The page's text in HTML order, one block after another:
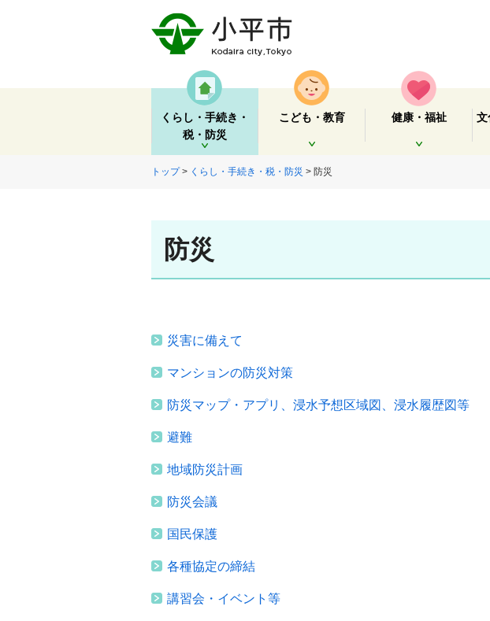
くらし・手続き・
税・防災
開く
こども・教育
開く
健康・福祉
文
トップ> くらし・手続き・税・防災 > 防災
防災
災害に備えて
マンションの防災対策
防災マップ・アプリ、浸水予想区域図、浸水履歴図等
避難
地域防災計画
防災会議
国民保護
各種協定の締結
講習会・イベント等